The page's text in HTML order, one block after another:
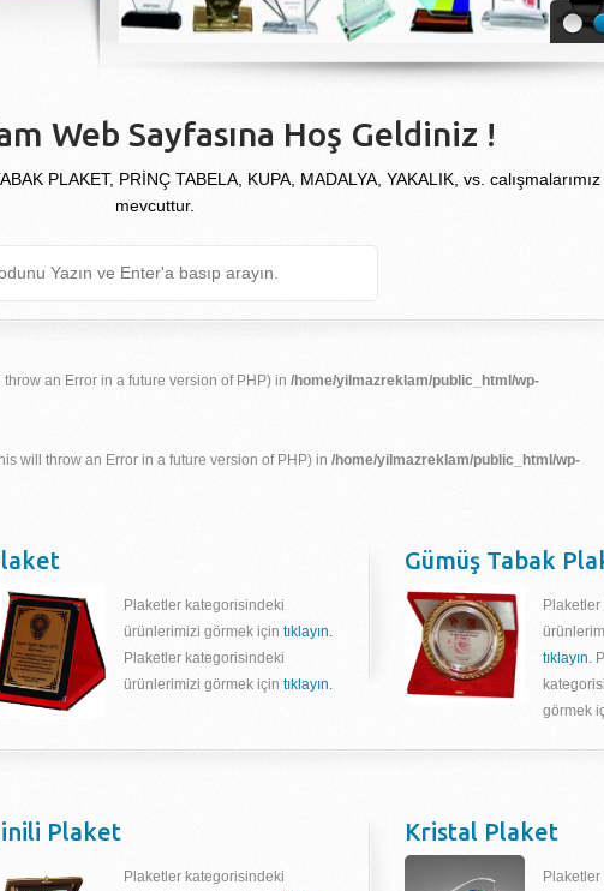
Web Sayfasına Hoş Geldiniz !
PLAKET, PRİNÇ TABELA, KUPA, MADALYA, YAKALIK, vs. calışmalarımız
mevcuttur.
an Error in a future version of PHP) in /home/yilmazreklam/public_html/wp-
will throw an Error in a future version of PHP) in /home/yilmazreklam/public_html/wp-
Plaketler kategorisindeki
ürünlerimizi görmek için tıklayın.
Plaketler kategorisindeki
ürünlerimizi görmek için tıklayın.
Gümüş Tabak
tıklayın.
görmek
Plaket
Plaketler kategorisindeki
Kristal Plaket